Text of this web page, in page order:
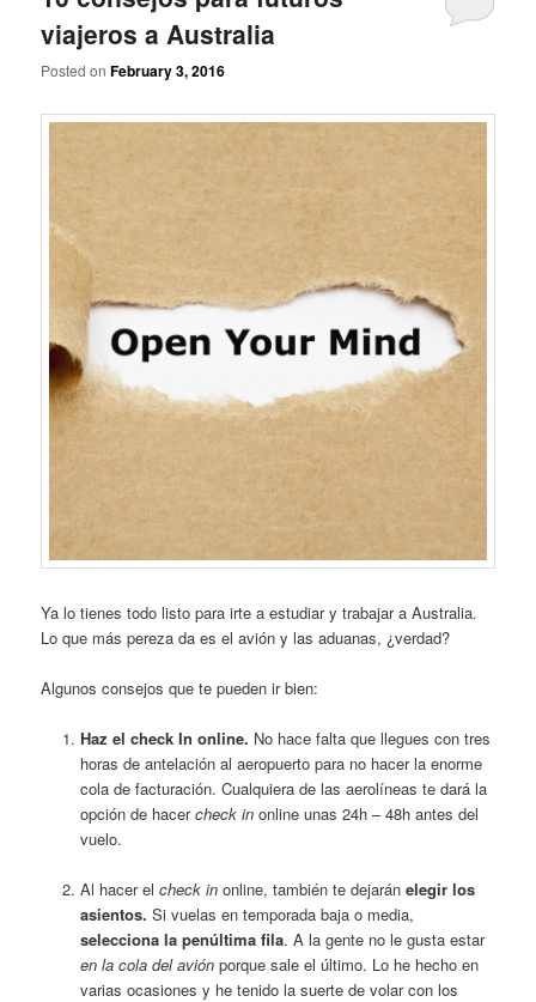
viajeros a Australia
Posted onFebruary 3, 2016
Ya lo tienes todo listo para irte a estudiar y trabajar a Australia.
Lo que más pereza da es el avión y las aduanas, ¿verdad?
Algunos consejos que te pueden ir bien:
Haz el check In online. No hace falta que llegues con tres
horas de antelación al aeropuerto para no hacer la enorme
cola de facturación. Cualquiera de las aerolíneas te dará la
opción de hacercheck in online unas 24h – 48h antes del
vuelo.
Al hacer el check inonline, también te dejarán elegir los
asientos. Si vuelas en temporada baja o media,
selecciona la penúltima fila. A la gente no le gusta estar
en la cola del aviónporque sale el último. Lo he hecho en
varias ocasiones y he tenido la suerte de volar con los